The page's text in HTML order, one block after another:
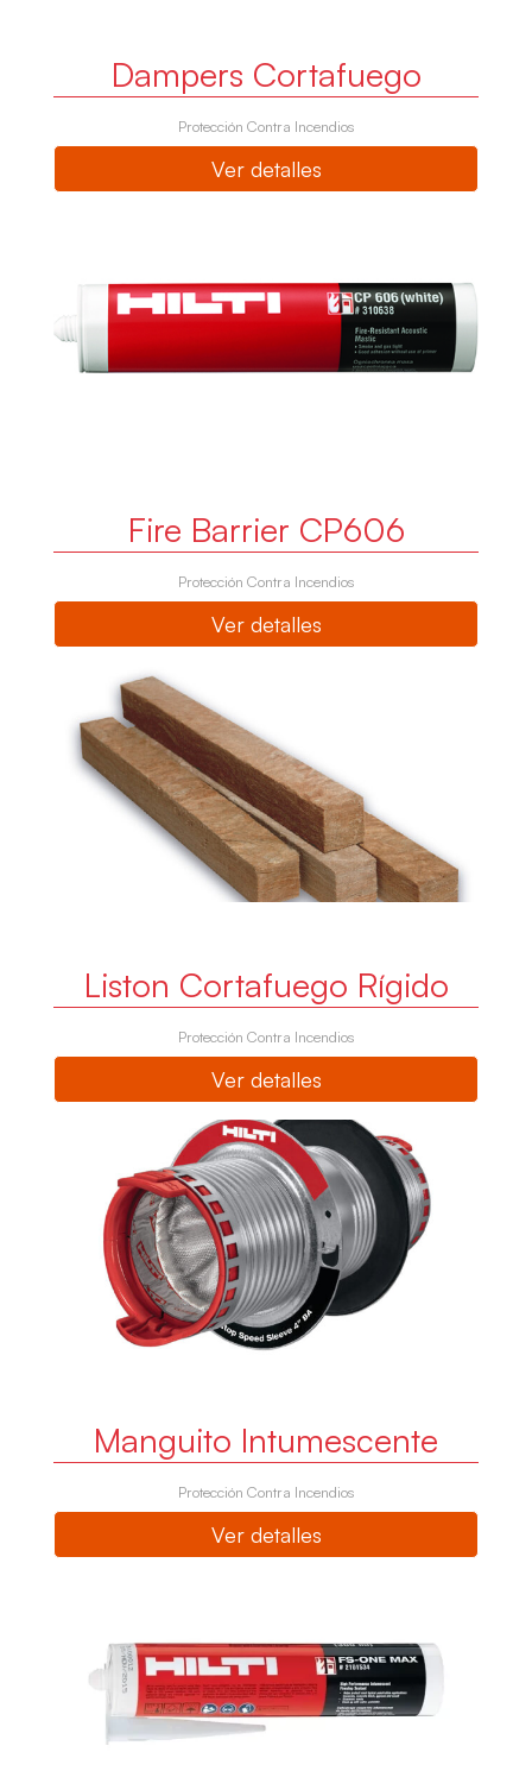
Dampers Cortafuego
Protección Contra Incendios
Ver detalles
Fire Barrier CP606
Protección Contra Incendios
Ver detalles
Liston Cortafuego Rígido
Protección Contra Incendios
Ver detalles
Manguito Intumescente
Protección Contra Incendios
Ver detalles